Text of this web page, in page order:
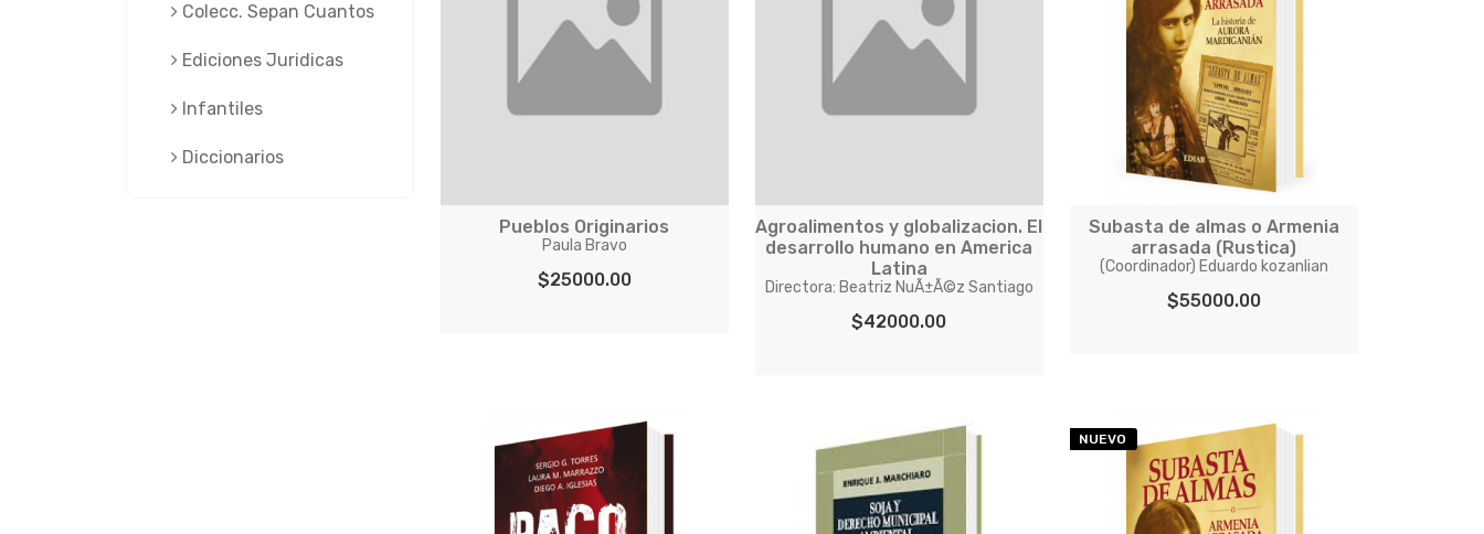
Pueblos Originarios
Paula Bravo
$25000.00
Agroalimentos y globalizacion. El
desarrollo humano en America
Latina
Directora: Beatriz NuÃ±Ã©z Santiago
$42000.00
Subasta de almas o Armenia
arrasada (Rustica)
(Coordinador) Eduardo kozanlian
$55000.00
NUEVO
Colecc. Sepan Cuantos
Ediciones Juridicas
Infantiles
Diccionarios